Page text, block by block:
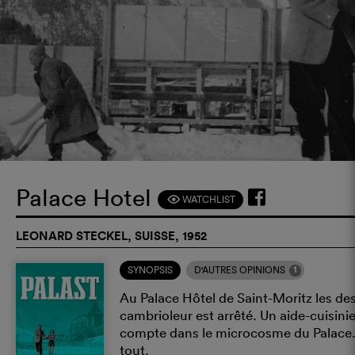
Palace Hotel F WATCHLIST
LEONARD STECKEL, SUISSE, 1952
SYNOPSIS D'AUTRES OPINIONS 1
Au Palace Hôtel de Saint-Moritz les
cambrioleur est arrêté. Un aide-
compte dans le microcosme du
tout.